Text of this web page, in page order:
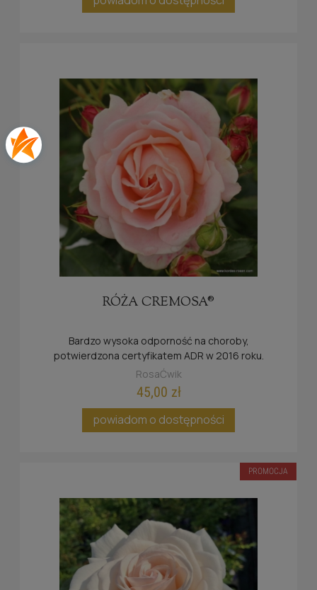
RÓŻA CREMOSA®
Bardzo wysoka odporność na choroby,
potwierdzona certyfikatem ADR w 2016 roku.
RosaĆwik
45,00 zł
powiadom o dostępności
PROMOCJA